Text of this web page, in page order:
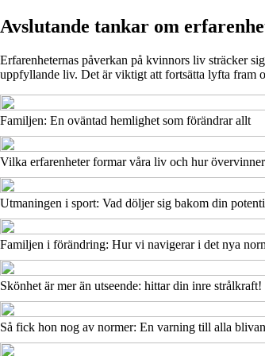
Avslutande tankar om
Erfarenheternas påverkan på kvinnors liv sträcker
uppfyllande liv. Det är viktigt att fortsätta lyfta fram
Familjen: En oväntad hemlighet som förändrar allt
Vilka erfarenheter formar våra liv och hur
Utmaningen i sport: Vad döljer sig bakom din
Familjen i förändring: Hur vi navigerar i det nya
Skönhet är mer än utseende: hittar din inre strålkraft!
Så fick hon nog av normer: En varning till alla